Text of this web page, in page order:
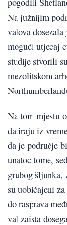
Na južnijim
valova
mogući utjecaj
studije stvorili
mezolitskom
Na tom mjestu
datiraju iz
da je područje
unatoč tome,
grubog šljunka,
su uobičajeni
do rasprava
val zaista